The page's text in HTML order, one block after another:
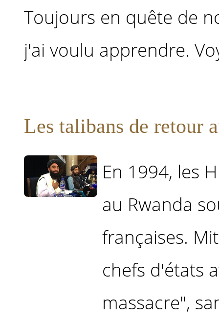
Toujours en quête de
j'ai voulu apprendre.
Les talibans de retour
En 1994, les
au Rwanda
françaises.
chefs d'états
massacre",